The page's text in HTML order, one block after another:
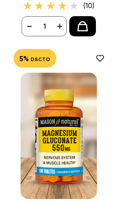
(10)
- +
5% DSCTO